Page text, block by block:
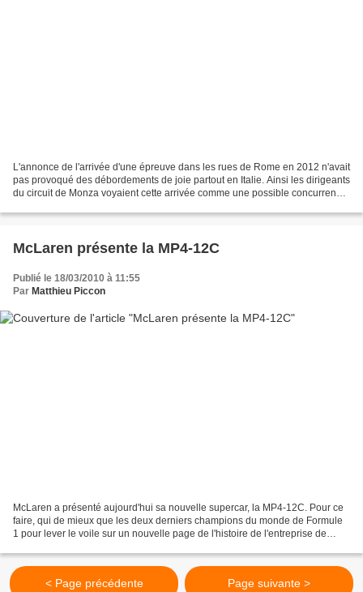
L'annonce de l'arrivée d'une épreuve dans les rues de Rome en 2012 n'avait
pas provoqué des débordements de joie partout en Italie. Ainsi les dirigeants
du circuit de Monza voyaient cette arrivée comme une possible concurrence,
McLaren présente la MP4-12C
Publié le 18/03/2010 à 11:55
Par Matthieu Piccon
McLaren a présenté aujourd'hui sa nouvelle supercar, la MP4-12C. Pour ce
faire, qui de mieux que les deux derniers champions du monde de Formule
1 pour lever le voile sur un nouvelle page de l'histoire de l'entreprise de
< Page précédente Page suivante >